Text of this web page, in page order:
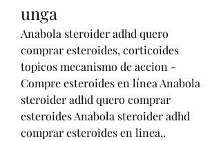
unga
Anabola steroider adhd quero
comprar esteroides, corticoides
topicos mecanismo de accion -
Compre esteroides en línea Anabola
steroider adhd quero comprar
esteroides Anabola steroider adhd
comprar esteroides en linea,.